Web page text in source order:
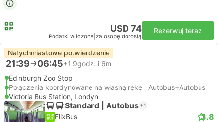
USD 74
Podatki wliczone za osobę dorosłą
Rezerwuj teraz
Natychmiastowe potwierdzenie
21:39 06:45+1 9godz. i 6m
Edinburgh Zoo Stop
Połączenia koordynowane na własną rękę | Autobus+Autobus
Victoria Bus Station, Londyn
Standard | Autobus +1
FlixBus 3.8